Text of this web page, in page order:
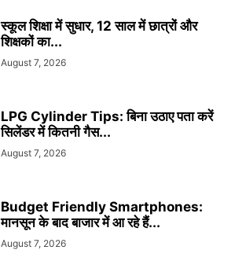
स्कूल शिक्षा में सुधार, 12 साल में छात्रों और
शिक्षकों का...
August 7, 2026
LPG Cylinder Tips: बिना उठाए पता करें
सिलेंडर में कितनी गैस...
August 7, 2026
Budget Friendly Smartphones:
मानसून के बाद बाजार में आ रहे हैं...
August 7, 2026